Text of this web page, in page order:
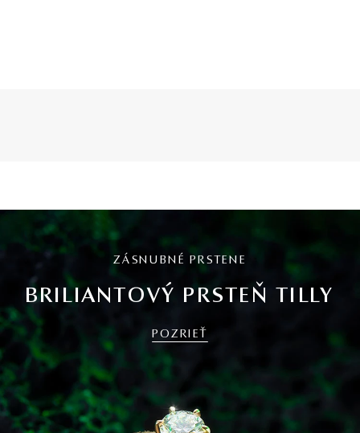
ZÁSNUBNÉ PRSTENE
BRILIANTOVÝ PRSTEŇ TILLY
POZRIEŤ